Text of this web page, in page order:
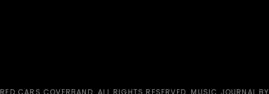
RED CARS COVERBAND . ALL RIGHTS RESERVED. MUSIC JOURNAL BY